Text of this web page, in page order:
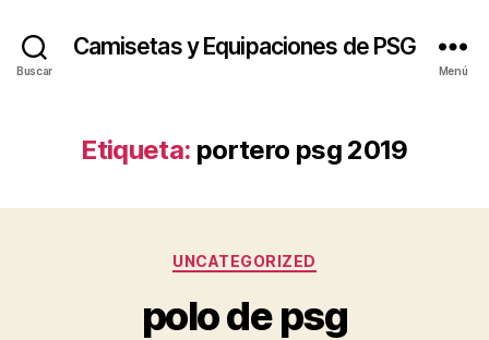
Buscar
Camisetas y Equipaciones de PSG
Menú
Etiqueta: portero psg 2019
Categorías
UNCATEGORIZED
polo de psg